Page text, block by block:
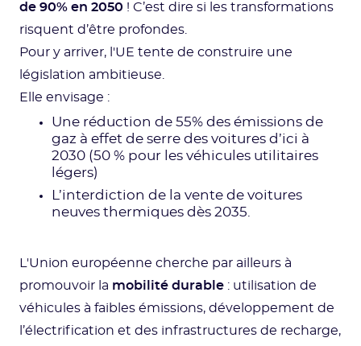
de 90% en 2050 ! C’est dire si les transformations
risquent d’être profondes.
Pour y arriver, l'UE tente de construire une
législation ambitieuse.
Elle envisage :
Une réduction de 55% des émissions de
gaz à effet de serre des voitures d’ici à
2030 (50 % pour les véhicules utilitaires
légers)
L’interdiction de la vente de voitures
neuves thermiques dès 2035.
L'Union européenne cherche par ailleurs à
promouvoir la mobilité durable : utilisation de
véhicules à faibles émissions, développement de
l’électrification et des infrastructures de recharge,